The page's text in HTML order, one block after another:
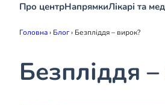
Про центрНапрямкиЛікарі та
Головна› Блог› Безпліддя – вирок?
Безпліддя